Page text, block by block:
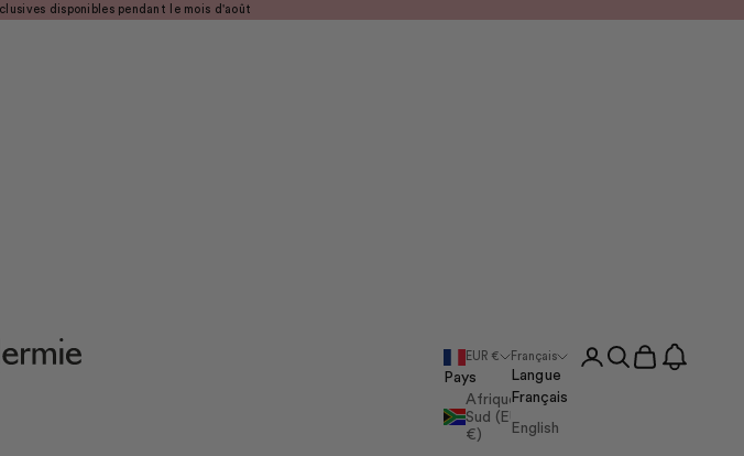
disponibles pendant le mois d'août
EUR €
Pays
Afrique du
Sud (EUR
€)
Français
Langue
Français
English
Connexion
Recherche
Panier